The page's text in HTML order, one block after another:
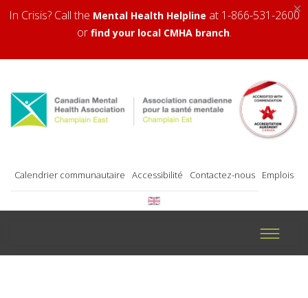
×
In Crisis? Call the Mental Health Helpline at 1-866-531-2600
or find your local CMHA branch.
Calendrier communautaire Accessibilité Contactez-nous Emplois